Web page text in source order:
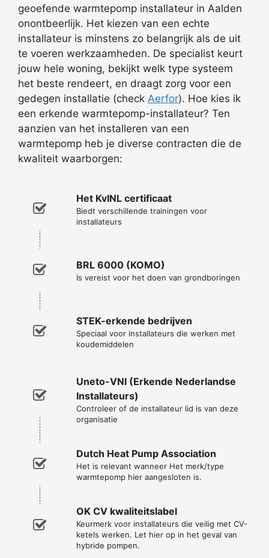
geoefende warmtepomp installateur in Aalden
onontbeerlijk. Het kiezen van een echte
installateur is minstens zo belangrijk als de uit
te voeren werkzaamheden. De specialist keurt
jouw hele woning, bekijkt welk type systeem
het beste rendeert, en draagt zorg voor een
gedegen installatie (check Aerfor). Hoe kies ik
een erkende warmtepomp-installateur? Ten
aanzien van het installeren van een
warmtepomp heb je diverse contracten die de
kwaliteit waarborgen:
Het KvINL certificaat
Biedt verschillende trainingen voor
installateurs
BRL 6000 (KOMO)
Is vereist voor het doen van grondboringen
STEK-erkende bedrijven
Speciaal voor installateurs die werken met
koudemiddelen
Uneto-VNI (Erkende Nederlandse
Installateurs)
Controleer of de installateur lid is van deze
organisatie
Dutch Heat Pump Association
Het is relevant wanneer Het merk/type
warmtepomp hier aangesloten is.
OK CV kwaliteitslabel
Keurmerk voor installateurs die veilig met CV-
ketels werken. Let hier op in het geval van
hybride pompen.